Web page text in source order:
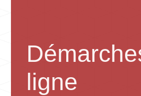
ligne